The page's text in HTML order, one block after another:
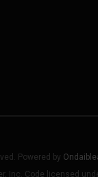
Powered by
Inc. Code licensed